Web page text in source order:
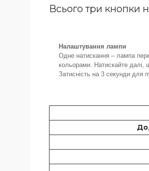
Всього три кнопки
Налаштування лампи
Одне натискання – лампа
кольорами. Натискайте далі,
Затисність на 3 секунди для